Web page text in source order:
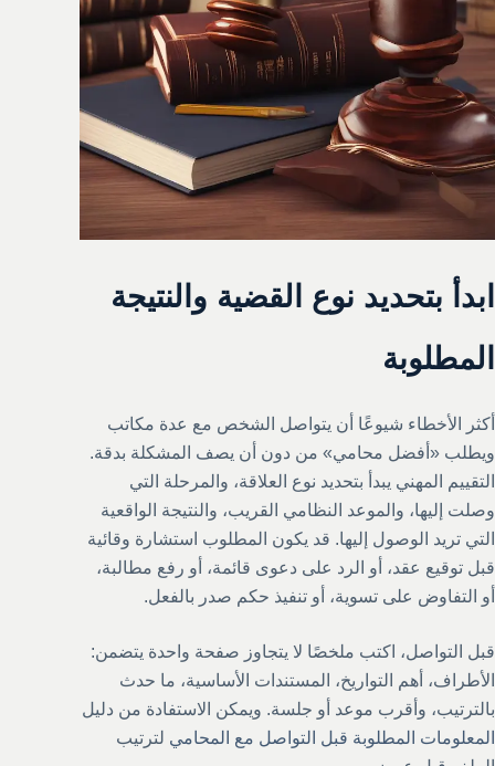
ابدأ بتحديد نوع القضية والنتيجة
المطلوبة
أكثر الأخطاء شيوعًا أن يتواصل الشخص مع عدة مكاتب
ويطلب «أفضل محامي» من دون أن يصف المشكلة بدقة.
التقييم المهني يبدأ بتحديد نوع العلاقة، والمرحلة التي
وصلت إليها، والموعد النظامي القريب، والنتيجة الواقعية
التي تريد الوصول إليها. قد يكون المطلوب استشارة وقائية
قبل توقيع عقد، أو الرد على دعوى قائمة، أو رفع مطالبة،
أو التفاوض على تسوية، أو تنفيذ حكم صدر بالفعل.
قبل التواصل، اكتب ملخصًا لا يتجاوز صفحة واحدة يتضمن:
الأطراف، أهم التواريخ، المستندات الأساسية، ما حدث
بالترتيب، وأقرب موعد أو جلسة. ويمكن الاستفادة من دليل
المعلومات المطلوبة قبل التواصل مع المحامي لترتيب